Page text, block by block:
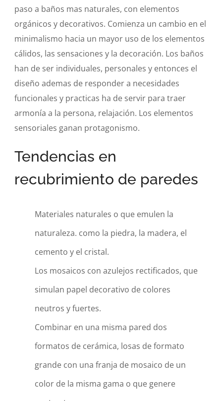
paso a baños mas naturales, con elementos
orgánicos y decorativos. Comienza un cambio en el
minimalismo hacia un mayor uso de los elementos
cálidos, las sensaciones y la decoración. Los baños
han de ser individuales, personales y entonces el
diseño ademas de responder a necesidades
funcionales y practicas ha de servir para traer
armonía a la persona, relajación. Los elementos
sensoriales ganan protagonismo.
Tendencias en
recubrimiento de paredes
Materiales naturales o que emulen la
naturaleza. como la piedra, la madera, el
cemento y el cristal.
Los mosaicos con azulejos rectificados, que
simulan papel decorativo de colores
neutros y fuertes.
Combinar en una misma pared dos
formatos de cerámica, losas de formato
grande con una franja de mosaico de un
color de la misma gama o que genere